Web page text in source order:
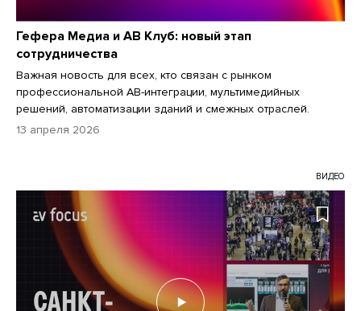
Гефера Медиа и АВ Клуб: новый этап
сотрудничества
Важная новость для всех, кто связан с рынком
профессиональной АВ-интеграции, мультимедийных
решений, автоматизации зданий и смежных отраслей.
13 апреля 2026
ВИДЕО